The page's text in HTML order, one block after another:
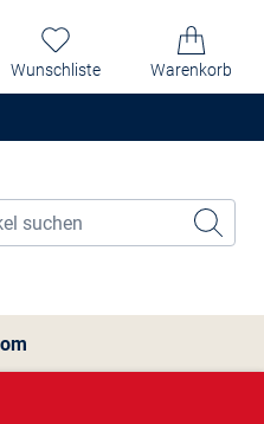
Wunschliste Warenkorb